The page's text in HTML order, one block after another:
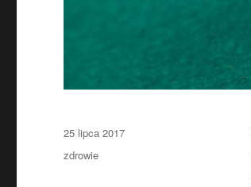
Data
publikacji
25 lipca 2017
Kategorie
zdrowie